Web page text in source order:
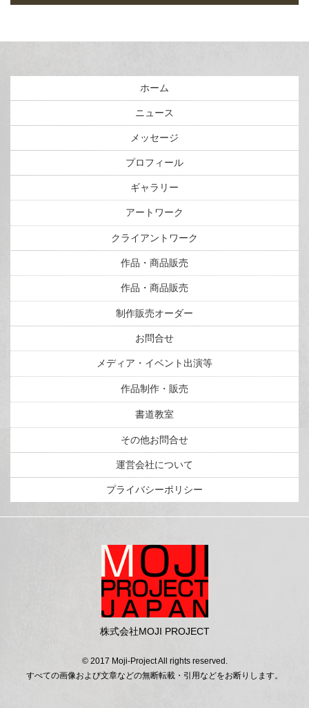
ホーム
ニュース
メッセージ
プロフィール
ギャラリー
アートワーク
クライアントワーク
作品・商品販売
作品・商品販売
制作販売オーダー
お問合せ
メディア・イベント出演等
作品制作・販売
書道教室
その他お問合せ
運営会社について
プライバシーポリシー
株式会社MOJI PROJECT
© 2017 Moji-Project All rights reserved.
すべての画像および文章などの無断転載・引用などをお断りします。